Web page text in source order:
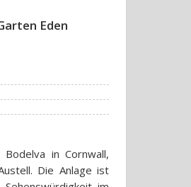
Eden
in Cornwall,
Die Anlage ist